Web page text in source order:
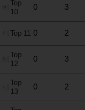
Top
10
0 3
Top 11 0 2
Top
12
0 3
Top
13
0 2